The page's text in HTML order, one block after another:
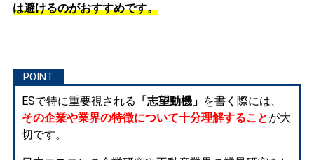
は避けるのがおすすめです。
ESで特に重要視される 「志望動機」 を書く際には、
その企業や業界の特徴について十分理解することが大
切です。